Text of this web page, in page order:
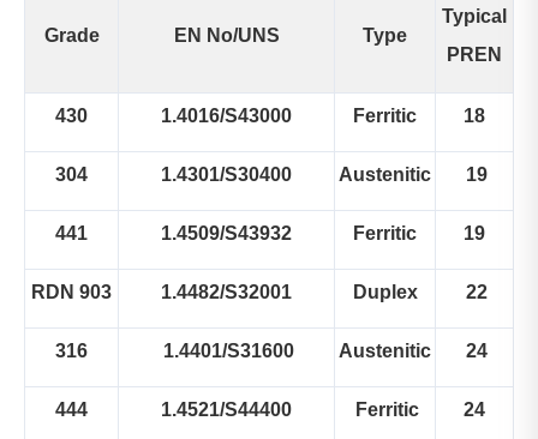
Grade EN No/UNS Type
Typical
PREN
430 1.4016/S43000 Ferritic 18
304 1.4301/S30400 Austenitic 19
441 1.4509/S43932 Ferritic 19
RDN 903 1.4482/S32001 Duplex 22
316 1.4401/S31600 Austenitic 24
444 1.4521/S44400 Ferritic 24